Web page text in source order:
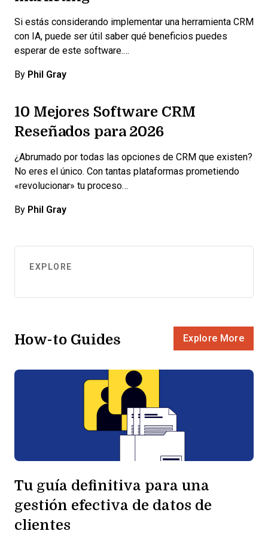
Si estás considerando implementar una herramienta CRM
con IA, puede ser útil saber qué beneficios puedes
esperar de este software.…
By Phil Gray
10 Mejores Software CRM
Reseñados para 2026
¿Abrumado por todas las opciones de CRM que existen?
No eres el único. Con tantas plataformas prometiendo
«revolucionar» tu proceso…
By Phil Gray
EXPLORE
How-to Guides Explore More
Tu guía definitiva para una
gestión efectiva de datos de
clientes